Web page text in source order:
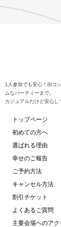
1人参加でも安心！街コ
ムなパーティーまで。
カジュアルだけど安心し
トップページ
初めての方へ
選ばれる理由
幸せのご報告
ご予約方法
キャンセル方法
割引チケット
よくあるご質問
主要会場へのアク